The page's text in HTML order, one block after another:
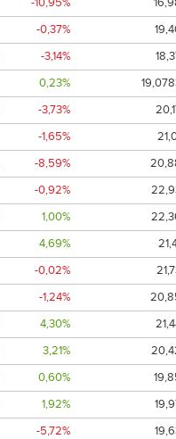
-0,37%
-3,14%
0,23%
-3,73%
-1,65%
-8,59%
-0,92%
1,00%
4,69%
-0,02%
-1,24%
4,30%
3,21%
0,60%
1,92%
-5,72%